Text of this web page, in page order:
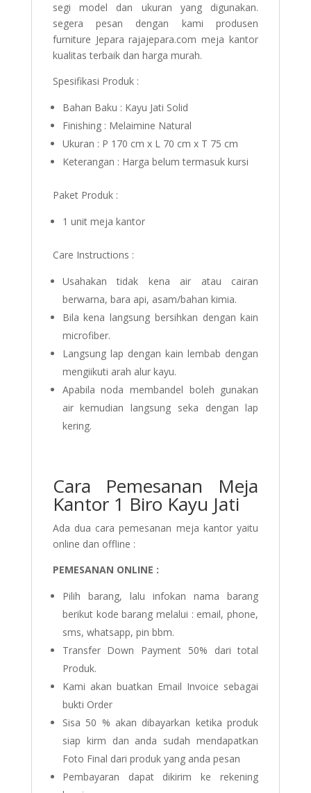
segi model dan ukuran yang digunakan.
segera pesan dengan kami produsen
furniture Jepara rajajepara.com meja kantor
kualitas terbaik dan harga murah.
Spesifikasi Produk :
Bahan Baku : Kayu Jati Solid
Finishing : Melaimine Natural
Ukuran : P 170 cm x L 70 cm x T 75 cm
Keterangan : Harga belum termasuk kursi
Paket Produk :
1 unit meja kantor
Care Instructions :
Usahakan tidak kena air atau cairan
berwarna, bara api, asam/bahan kimia.
Bila kena langsung bersihkan dengan kain
microfiber.
Langsung lap dengan kain lembab dengan
mengiikuti arah alur kayu.
Apabila noda membandel boleh gunakan
air kemudian langsung seka dengan lap
kering.
Cara Pemesanan Meja
Kantor 1 Biro Kayu Jati
Ada dua cara pemesanan meja kantor yaitu
online dan offline :
PEMESANAN ONLINE :
Pilih barang, lalu infokan nama barang
berikut kode barang melalui : email, phone,
sms, whatsapp, pin bbm.
Transfer Down Payment 50% dari total
Produk.
Kami akan buatkan Email Invoice sebagai
bukti Order
Sisa 50 % akan dibayarkan ketika produk
siap kirm dan anda sudah mendapatkan
Foto Final dari produk yang anda pesan
Pembayaran dapat dikirim ke rekening